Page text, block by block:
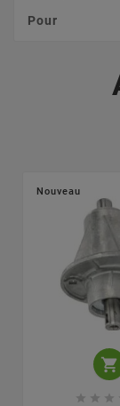
Pour
Nouveau

  